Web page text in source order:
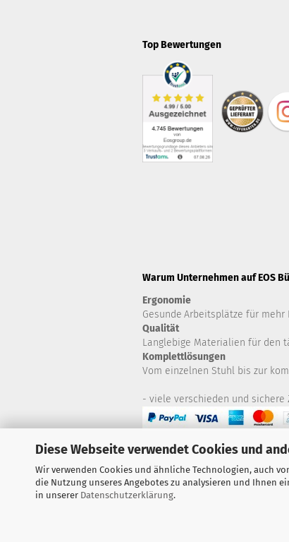
Diese Webseite verwendet Cookies und
Wir verwenden Cookies und ähnliche Technologien, auch
die Nutzung unseres Angebotes zu analysieren und Ihnen
in unserer Datenschutzerklärung.
Top Bewertungen
Warum Unternehmen auf EOS
Ergonomie
Gesunde Arbeitsplätze für mehr
Qualität
Langlebige Materialien für den
Komplettlösungen
Vom einzelnen Stuhl bis zur
- viele verschieden und sichere
Haben Sie Fragen zu Artikeln?
da!